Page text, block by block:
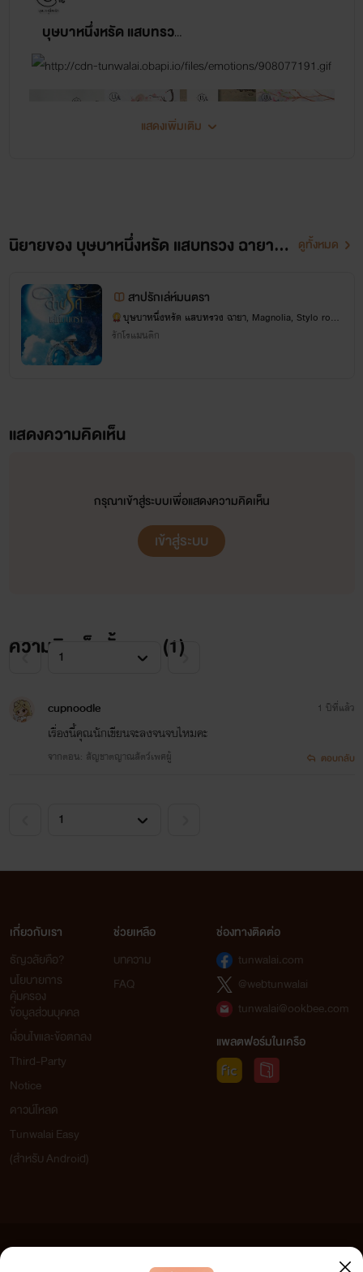
บุษบาหนึ่งหรัด แสบทรวง ฉายา, Magnolia, Stylo romantique
www.mebmarket.com
“ตอนนี้เราสองคนเสมอกันแล้วนะนีน่า”เขาทำ
น้ำได้รู้อย่างทั่วกันว่าคริสเตียนที่สวมแต่บ็อกเซ
เธอคงสว่างจ้ายิ่งกว่าตะเกียงเจ้าพายุเสียอีก แล
คริสเตียนก็คือแมลงเม่าที่กำลังคลานเข่าเข้ามา
หาผู้หญิงที่นอนตัวแข็งทื่อเป็นท่อนไม้รอเขาอยู่
อย่างช้าๆ ท่วงท่าของเขามันเซ็กซี่เร้าใจเหลือเ
นีน่าไม่รู้ว่าคริสเตียนทำแบบนั้นได้ยังไง เสน่ห์
ประหม่าที่จะสัมผัสแตะต้องคริสเตียนที่เกือบ
เปลือยเปล่า‘เปลือยเปล่า!’ สมองของนีน่าเริ่ม
ประมวลผลคำคำนี้อย่างรวดเร็วทันใจ! มันยังส
หน้าร้อนวูบวาบ รู้สึกเสียวขึ้นมาทั้งที่เขายังไม่
แสดงเพิ่มเติม
นิยายของ บุษบาหนึ่งหรัด แสบทรวง ฉายา, Magnolia, Stylo romantique ดูทั้งหมด
สาปรักเล่ห์มนตรา
บุษบาหนึ่งหรัด แสบทรวง ฉายา, Magnolia, Stylo rom
antique
รักโรแมนติก
แสดงความคิดเห็น
กรุณาเข้าสู่ระบบเพื่อแสดงความคิดเห็น
เข้าสู่ระบบ
ความคิดเห็นทั้งหมด (1)
cupnoodle
เรื่องนี้คุณนักเขียนจะลงจนจบไหมคะ
จากตอน: สัญชาตญาณสัตว์เพศผู้
1 ปีที่แล้ว
ตอบกลับ
เกี่ยวกับเรา
ธัญวลัยคือ?
นโยบายการ
คุ้มครอง
ข้อมูลส่วนบุคคล
เงื่อนไขและข้อตกลง
Third-Party
Notice
ดาวน์โหลด
Tunwalai Easy
(สำหรับ Android)
ช่วยเหลือ
บทความ
FAQ
ช่องทางติดต่อ
tunwalai.com
@webtunwalai
tunwalai@ookbee.com
แพลตฟอร์มในเครือ